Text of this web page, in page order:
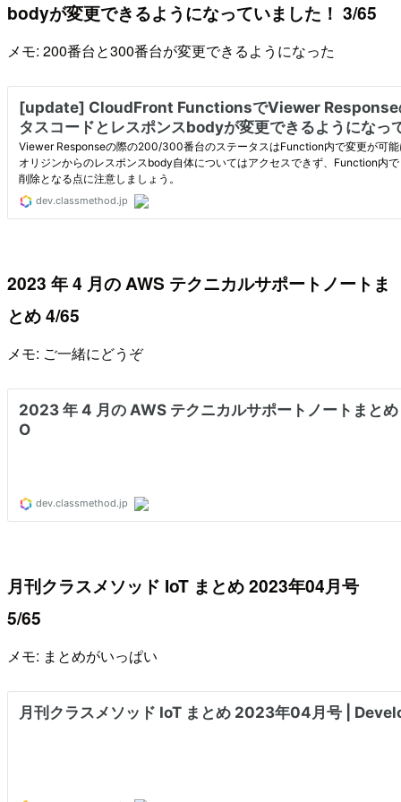
bodyが変更できるようになっていました！ 3/65
メモ: 200番台と300番台が変更できるようになった
2023 年 4 月の AWS テクニカルサポートノートま
とめ 4/65
メモ: ご一緒にどうぞ
月刊クラスメソッド IoT まとめ 2023年04月号
5/65
メモ: まとめがいっぱい